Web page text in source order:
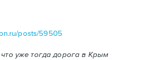
posts/59505
уже тогда дорога в Крым